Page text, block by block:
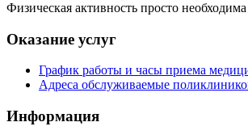
Физическая активность просто необходима
Оказание услуг
График работы и часы приема
Адреса обслуживаемые
Информация